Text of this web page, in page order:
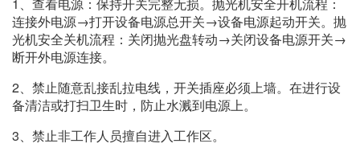
连接外电源→打开设备电源总开关→设备电源起动开关。抛
光机安全关机流程：关闭抛光盘转动→关闭设备电源开关→
断开外电源连接。
2、禁止随意乱接乱拉电线，开关插座必须上墙。在进行设
备清洁或打扫卫生时，防止水溅到电源上。
3、禁止非工作人员擅自进入工作区。